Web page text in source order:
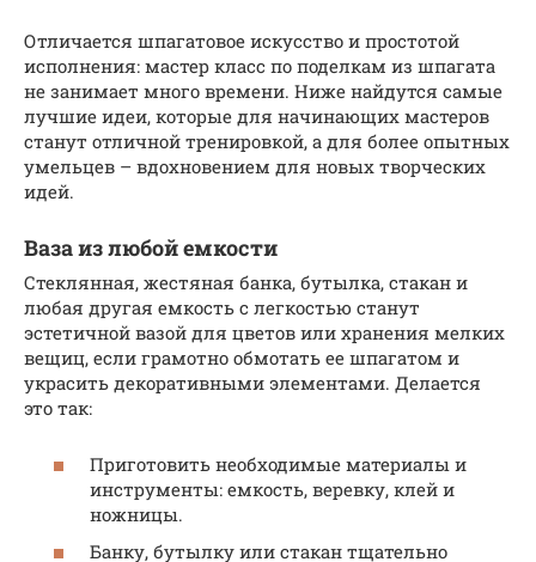
Отличается шпагатовое искусство и простотой
исполнения: мастер класс по поделкам из шпагата
не занимает много времени. Ниже найдутся самые
лучшие идеи, которые для начинающих мастеров
станут отличной тренировкой, а для более опытных
умельцев – вдохновением для новых творческих
идей.
Ваза из любой емкости
Стеклянная, жестяная банка, бутылка, стакан и
любая другая емкость с легкостью станут
эстетичной вазой для цветов или хранения мелких
вещиц, если грамотно обмотать ее шпагатом и
украсить декоративными элементами. Делается
это так:
Приготовить необходимые материалы и
инструменты: емкость, веревку, клей и
ножницы.
Банку, бутылку или стакан тщательно